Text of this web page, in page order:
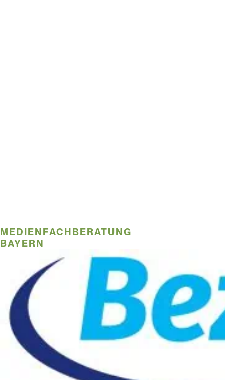
MEDIENFACHBERATUNG
BAYERN